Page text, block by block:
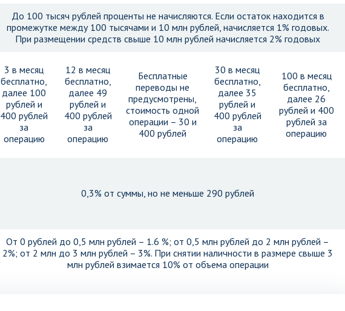
До 100 тысяч рублей проценты не начисляются. Если остаток находится в
промежутке между 100 тысячами и 10 млн рублей, начисляется 1% годовых.
При размещении средств свыше 10 млн рублей начисляется 2% годовых
3 в месяц
бесплатно,
далее 100
рублей и
400 рублей
за
операцию
12 в месяц
бесплатно,
далее 49
рублей и
400 рублей
за
операцию
Бесплатные
переводы не
предусмотрены,
стоимость одной
операции – 30 и
400 рублей
30 в месяц
бесплатно,
далее 35
рублей и
400 рублей
за
операцию
100 в месяц
бесплатно,
далее 26
рублей и 400
рублей за
операцию
0,3% от суммы, но не меньше 290 рублей
От 0 рублей до 0,5 млн рублей – 1.6 %; от 0,5 млн рублей до 2 млн рублей –
2%; от 2 млн до 3 млн рублей – 3%. При снятии наличности в размере свыше 3
млн рублей взимается 10% от объема операции